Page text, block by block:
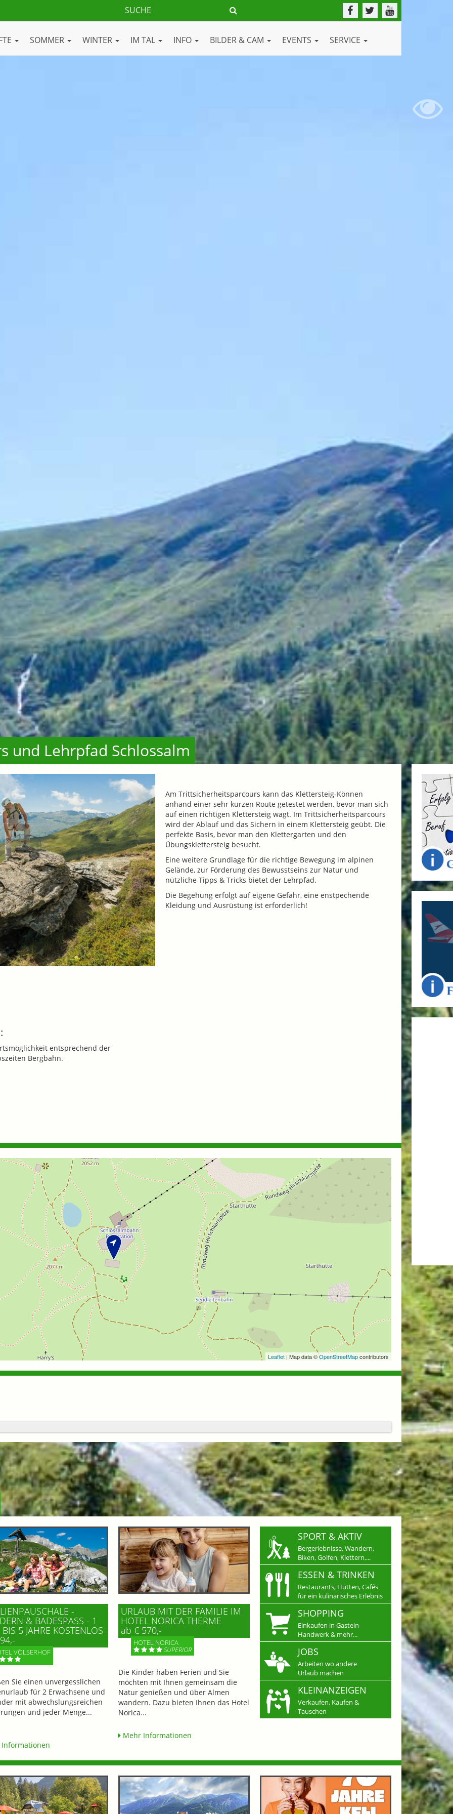
SOMMER WINTER IM TAL INFO BILDER & CAM EVENTS SERVICE
und Lehrpfad Schlossalm
Am Trittsicherheitsparcours kann das Klettersteig-Können
anhand einer sehr kurzen Route getestet werden, bevor man sich
auf einen richtigen Klettersteig wagt. Im Trittsicherheitsparcours
wird der Ablauf und das Sichern in einem Klettersteig geübt. Die
perfekte Basis, bevor man den Klettergarten und den
Übungsklettersteig besucht.
Eine weitere Grundlage für die richtige Bewegung im alpinen
Gelände, zur Förderung des Bewusstseins zur Natur und
nützliche Tipps & Tricks bietet der Lehrpfad.
Die Begehung erfolgt auf eigene Gefahr, eine enstpechende
Kleidung und Ausrüstung ist erforderlich!
entsprechend der
Bergbahn.
Leaflet | Map data ©OpenStreetMapcontributors
-
& BADESPASS - 1 K
5 JAHRE KOSTENLOS
VÖLSERHOF
Sie einen unvergesslichen
für 2 Erwachsene und
mit abwechslungsreichen
und jeder Menge...
URLAUB MIT DER FAMILIE IM
HOTEL NORICA THERME
ab € 570,-
HOTEL NORICA
SUPERIOR
Die Kinder haben Ferien und Sie
möchten mit Ihnen gemeinsam die
Natur genießen und über Almen
wandern. Dazu bieten Ihnen das Hotel
Norica...
Mehr Informationen
SPORT & AKTIV
Bergerlebnisse, Wandern,
Biken, Golfen, Klettern,...
ESSEN & TRINKEN
Restaurants, Hütten, Cafés
für ein kulinarisches Erlebnis
SHOPPING
Einkaufen in Gastein
Handwerk & mehr...
JOBS
Arbeiten wo andere
Urlaub machen
KLEINANZEIGEN
Verkaufen, Kaufen &
Tauschen